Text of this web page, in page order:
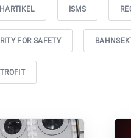
ISMS
FOR SAFETY